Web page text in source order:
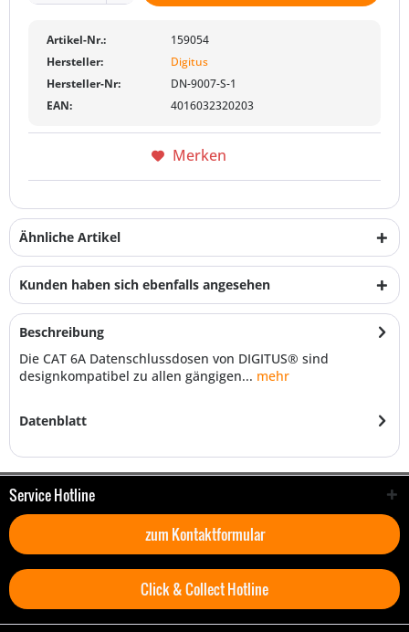
Artikel-Nr.:
159054
Hersteller:
Digitus
Hersteller-Nr:
DN-9007-S-1
EAN:
4016032320203
Merken
Ähnliche Artikel
Kunden haben sich ebenfalls angesehen
Beschreibung
Die CAT 6A Datenschlussdosen von DIGITUS® sind
designkompatibel zu allen gängigen... mehr
Datenblatt
Service Hotline
zum Kontaktformular
Click & Collect Hotline